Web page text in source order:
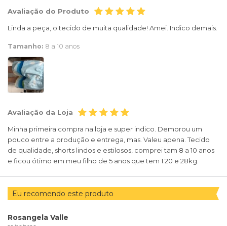
Avaliação do Produto
Linda a peça, o tecido de muita qualidade! Amei. Indico demais.
Tamanho: 8 a 10 anos
Avaliação da Loja
Minha primeira compra na loja e super indico. Demorou um
pouco entre a produção e entrega, mas. Valeu apena. Tecido
de qualidade, shorts lindos e estilosos, comprei tam 8 a 10 anos
e ficou ótimo em meu filho de 5 anos que tem 1.20 e 28kg.
Eu recomendo este produto
Rosangela Valle